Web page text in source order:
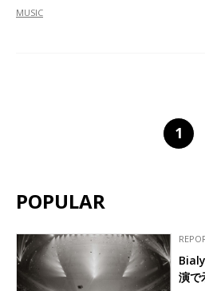
MUSIC
1
POPULAR
演で